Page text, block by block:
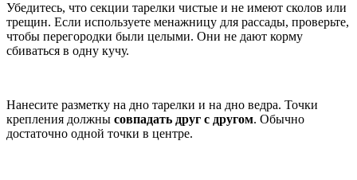
Убедитесь, что секции тарелки чистые и не имеют сколов или
трещин. Если используете менажницу для рассады, проверьте,
чтобы перегородки были целыми. Они не дают корму
сбиваться в одну кучу.
Нанесите разметку на дно тарелки и на дно ведра. Точки
крепления должны совпадать друг с другом. Обычно
достаточно одной точки в центре.